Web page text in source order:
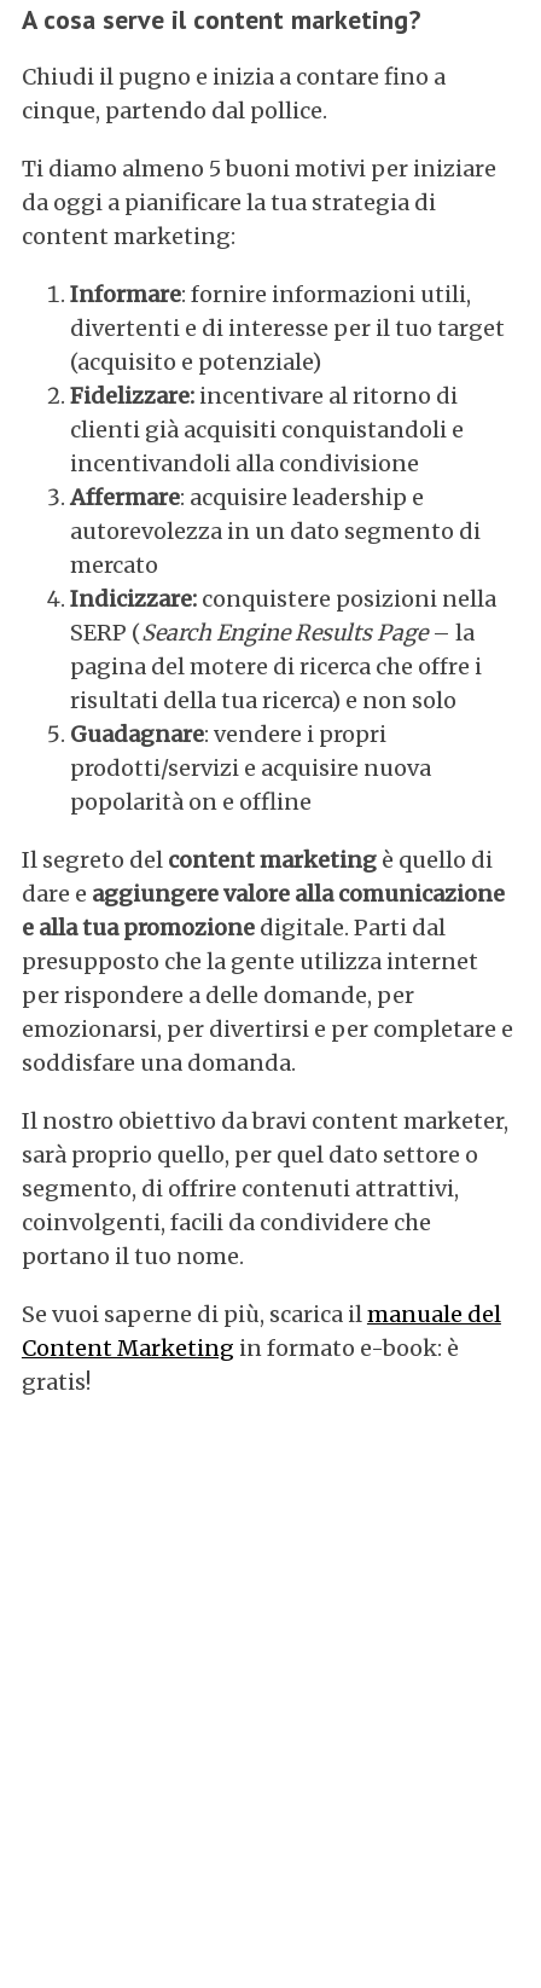
A cosa serve il content marketing?
Chiudi il pugno e inizia a contare fino a
cinque, partendo dal pollice.
Ti diamo almeno 5 buoni motivi per iniziare
da oggi a pianificare la tua strategia di
content marketing:
Informare: fornire informazioni utili,
divertenti e di interesse per il tuo target
(acquisito e potenziale)
Fidelizzare:incentivare al ritorno di
clienti già acquisiti conquistandoli e
incentivandoli alla condivisione
Affermare: acquisire leadership e
autorevolezza in un dato segmento di
mercato
Indicizzare: conquistere posizioni nella
SERP (Search Engine Results Page– la
pagina del motere di ricerca che offre i
risultati della tua ricerca) e non solo
Guadagnare: vendere i propri
prodotti/servizi e acquisire nuova
popolarità on e offline
Il segreto del content marketingè quello di
dare e aggiungere valore alla comunicazione
e alla tua promozione digitale. Parti dal
presupposto che la gente utilizza internet
per rispondere a delle domande, per
emozionarsi, per divertirsi e per completare e
soddisfare una domanda.
Il nostro obiettivo da bravi content marketer,
sarà proprio quello, per quel dato settore o
segmento, di offrire contenuti attrattivi,
coinvolgenti, facili da condividere che
portano il tuo nome.
Se vuoi saperne di più, scarica ilmanuale del
Content Marketing in formato e-book: è
gratis!